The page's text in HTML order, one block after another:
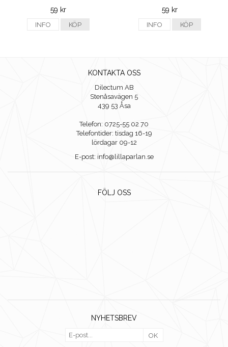
59 kr
INFO KÖP
59 kr
INFO KÖP
KONTAKTA OSS
Dilectum AB
Stenåsavägen 5
439 53 Åsa
Telefon: 0725-55 02 70
Telefontider: tisdag 16-19
lördagar 09-12
E-post: info@lillaparlan.se
FÖLJ OSS
NYHETSBREV
OK